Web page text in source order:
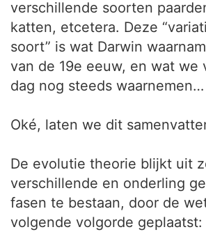
verschillende soorten
katten, etcetera. Deze
soort” is wat Darwin
van de 19e eeuw, en wat we
dag nog steeds waarnemen…
Oké, laten we dit
De evolutie theorie blijkt uit
verschillende en onderling
fasen te bestaan, door de
volgende volgorde geplaatst: